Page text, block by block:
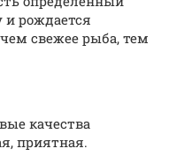
и рождается
свежее рыба, тем
качества
приятная.